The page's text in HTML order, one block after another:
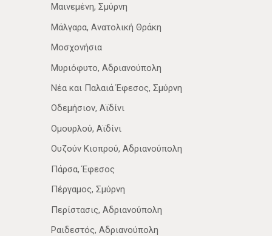
Μαινεμένη, Σμύρνη
Μάλγαρα, Ανατολική Θράκη
Μοσχονήσια
Μυριόφυτο, Αδριανούπολη
Νέα­ και Παλαιά Έφεσος, Σμύρνη
Οδεμήσιον, Αϊδίνι
Ομουρλού, Αϊδίνι
Ουζούν Κιοπρού, Αδριανούπολη
Πάρσα, Έφεσος
Πέργαμος, Σμύρνη
Περίστασις, Αδριανούπολη
Ραιδεστός, Αδριανούπολη